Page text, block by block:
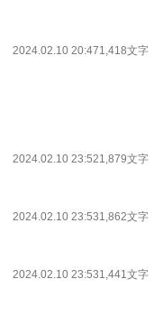
2024.02.10 20:471,418文字
2024.02.10 23:521,879文字
2024.02.10 23:531,862文字
2024.02.10 23:531,441文字